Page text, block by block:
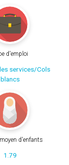
d'emploi
services/Cols
blancs
d'enfants
1.79